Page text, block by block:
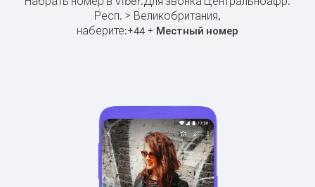
Респ. > Великобритания,
наберите:+44 + Местный номер